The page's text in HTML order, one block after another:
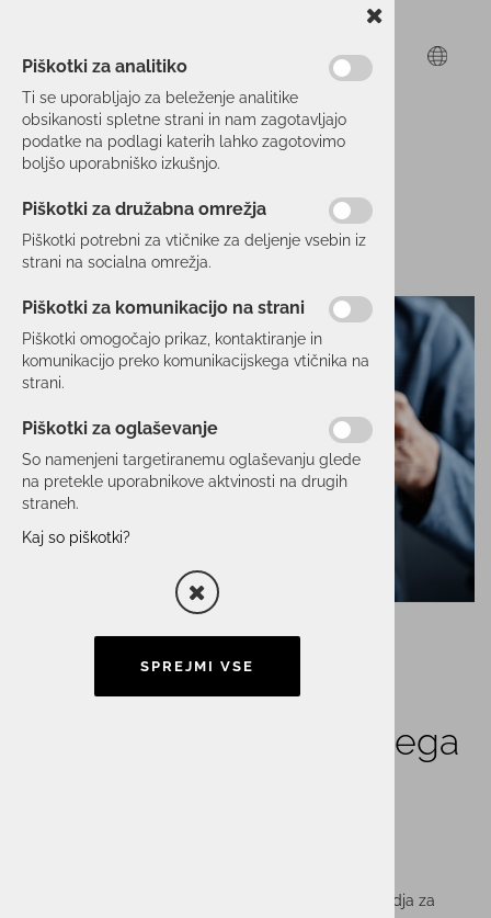
Varna uporaba mobilnega
V današnjem času mobilni telefoni niso več zgolj orodja za
Piškotki za analitiko
Ti se uporabljajo za beleženje analitike
obsikanosti spletne strani in nam zagotavljajo
podatke na podlagi katerih lahko zagotovimo
boljšo uporabniško izkušnjo.
Piškotki za družabna omrežja
Piškotki potrebni za vtičnike za deljenje vsebin iz
strani na socialna omrežja.
Piškotki za komunikacijo na strani
Piškotki omogočajo prikaz, kontaktiranje in
komunikacijo preko komunikacijskega vtičnika na
strani.
Piškotki za oglaševanje
So namenjeni targetiranemu oglaševanju glede
na pretekle uporabnikove aktvinosti na drugih
straneh.
Kaj so piškotki?
SPREJMI VSE